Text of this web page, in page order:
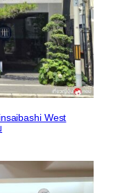
West